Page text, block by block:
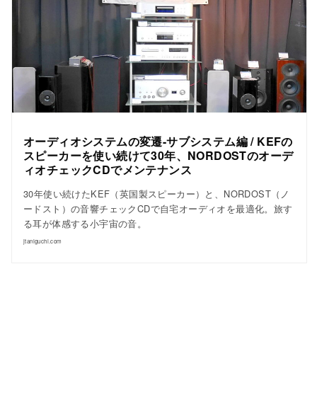
オーディオシステムの変遷-サブシステム編 / KEFの
スピーカーを使い続けて30年、NORDOSTのオーデ
ィオチェックCDでメンテナンス
30年使い続けたKEF（英国製スピーカー）と、NORDOST（ノ
ードスト）の音響チェックCDで自宅オーディオを最適化。旅す
る耳が体感する小宇宙の音。
jtaniguchi.com